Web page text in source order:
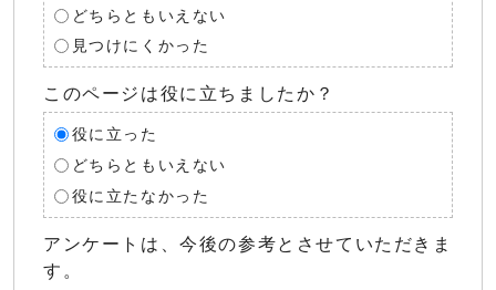
どちらともいえない
見つけにくかった
このページは役に立ちましたか？
役に立った
どちらともいえない
役に立たなかった
アンケートは、今後の参考とさせていただきま
す。